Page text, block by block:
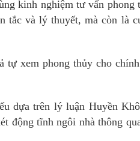
kinh nghiệm tư vấn phong
tắc và lý thuyết, mà còn là
tự xem phong thủy cho
dựa trên lý luận Huyền
động tĩnh ngôi nhà thông